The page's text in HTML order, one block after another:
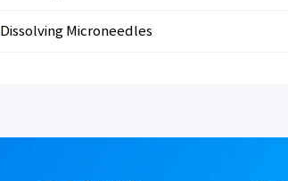
Dissolving Microneedles